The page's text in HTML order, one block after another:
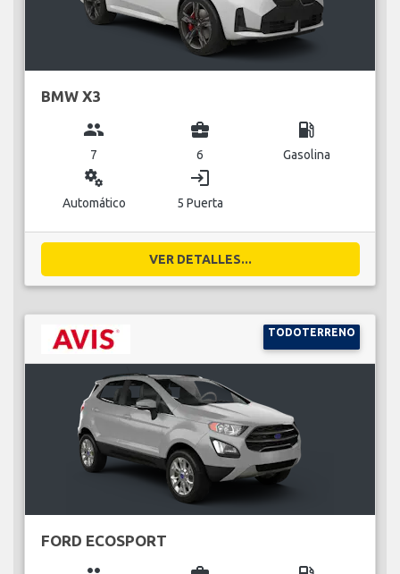
BMW X3
group
7
business_center
6
local_gas_station
Gasolina
miscellaneous_services
Automático
login
5 Puerta
VER DETALLES...
TODOTERRENO
FORD ECOSPORT